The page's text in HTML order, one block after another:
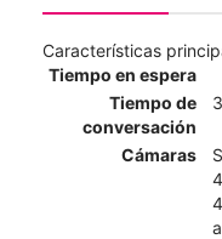
Características
Tiempo en espera
Tiempo de
conversación
Cámaras